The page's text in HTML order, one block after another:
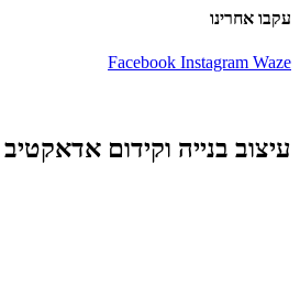
עקבו אחרינו
Facebook Instagram Waze
עיצוב בנייה וקידום אדאקטיב